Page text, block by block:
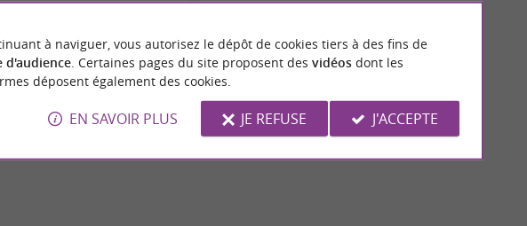
Bordères-Louron
à naviguer, vous autorisez le dépôt de cookies tiers à des fins de
d'audience. Certaines pages du site proposent des vidéosdont les
déposent également des cookies.
EN SAVOIR PLUS JE REFUSE J'ACCEPTE